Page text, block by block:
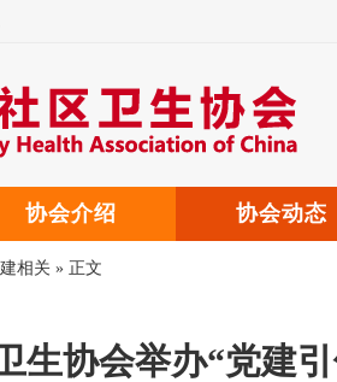
协会介绍 协会动态
相关 » 正文
生协会举办“党建